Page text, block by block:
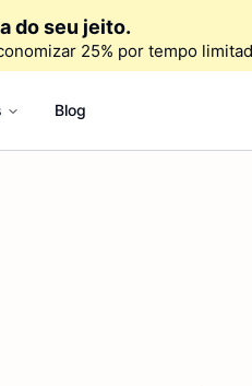
do seu jeito.
25% por tempo
Blog